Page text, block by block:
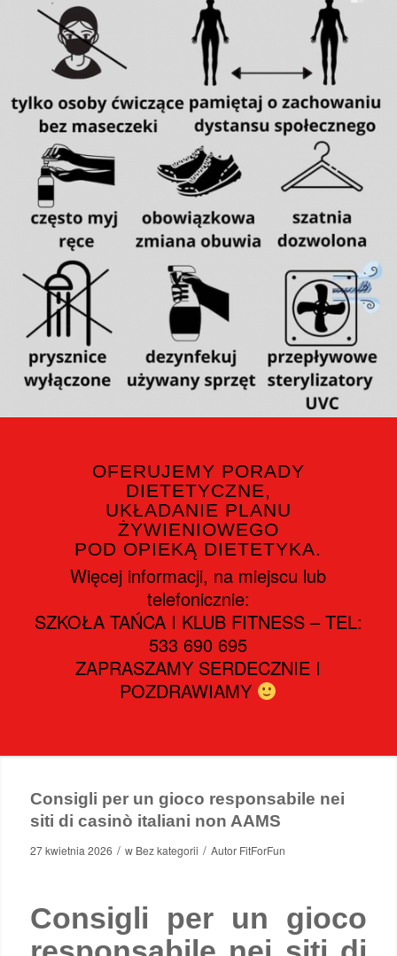
OFERUJEMY PORADY
DIETETYCZNE,
UKŁADANIE PLANU
ŻYWIENIOWEGO
POD OPIEKĄ DIETETYKA.
Więcej informacji, na miejscu lub
telefonicznie:
SZKOŁA TAŃCA I KLUB FITNESS – TEL:
533 690 695
ZAPRASZAMY SERDECZNIE I
POZDRAWIAMY
Consigli per un gioco responsabile nei
siti di casinò italiani non AAMS
27 kwietnia 2026 / w Bez kategorii / Autor FitForFun
Consigli per un gioco